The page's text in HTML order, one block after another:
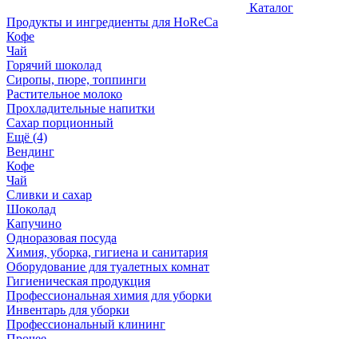
Каталог
Продукты и ингредиенты для HoReCa
Кофе
Чай
Горячий шоколад
Сиропы, пюре, топпинги
Растительное молоко
Прохладительные напитки
Сахар порционный
Ещё (4)
Вендинг
Кофе
Чай
Сливки и сахар
Шоколад
Капучино
Одноразовая посуда
Химия, уборка, гигиена и санитария
Оборудование для туалетных комнат
Гигиеническая продукция
Профессиональная химия для уборки
Инвентарь для уборки
Профессиональный клининг